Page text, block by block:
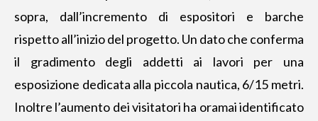
sopra, dall’incremento di espositori e barche
rispetto all’inizio del progetto. Un dato che conferma
il gradimento degli addetti ai lavori per una
esposizione dedicata alla piccola nautica, 6/15 metri.
Inoltre l’aumento dei visitatori ha oramai identificato